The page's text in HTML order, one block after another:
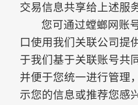
交易信息共享给上述服
您可通过螳螂网账
口使用我们关联公司提
于我们基于关联账号共
并便于您统一进行管理
示您的信息或推荐您感